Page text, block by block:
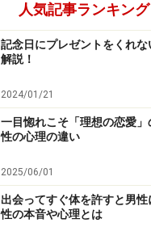
人気記事ランキング
記念日にプレゼントをくれ
解説！
2024/01/21
一目惚れこそ「理想の恋愛
性の心理の違い
2025/06/01
出会ってすぐ体を許すと男
性の本音や心理とは